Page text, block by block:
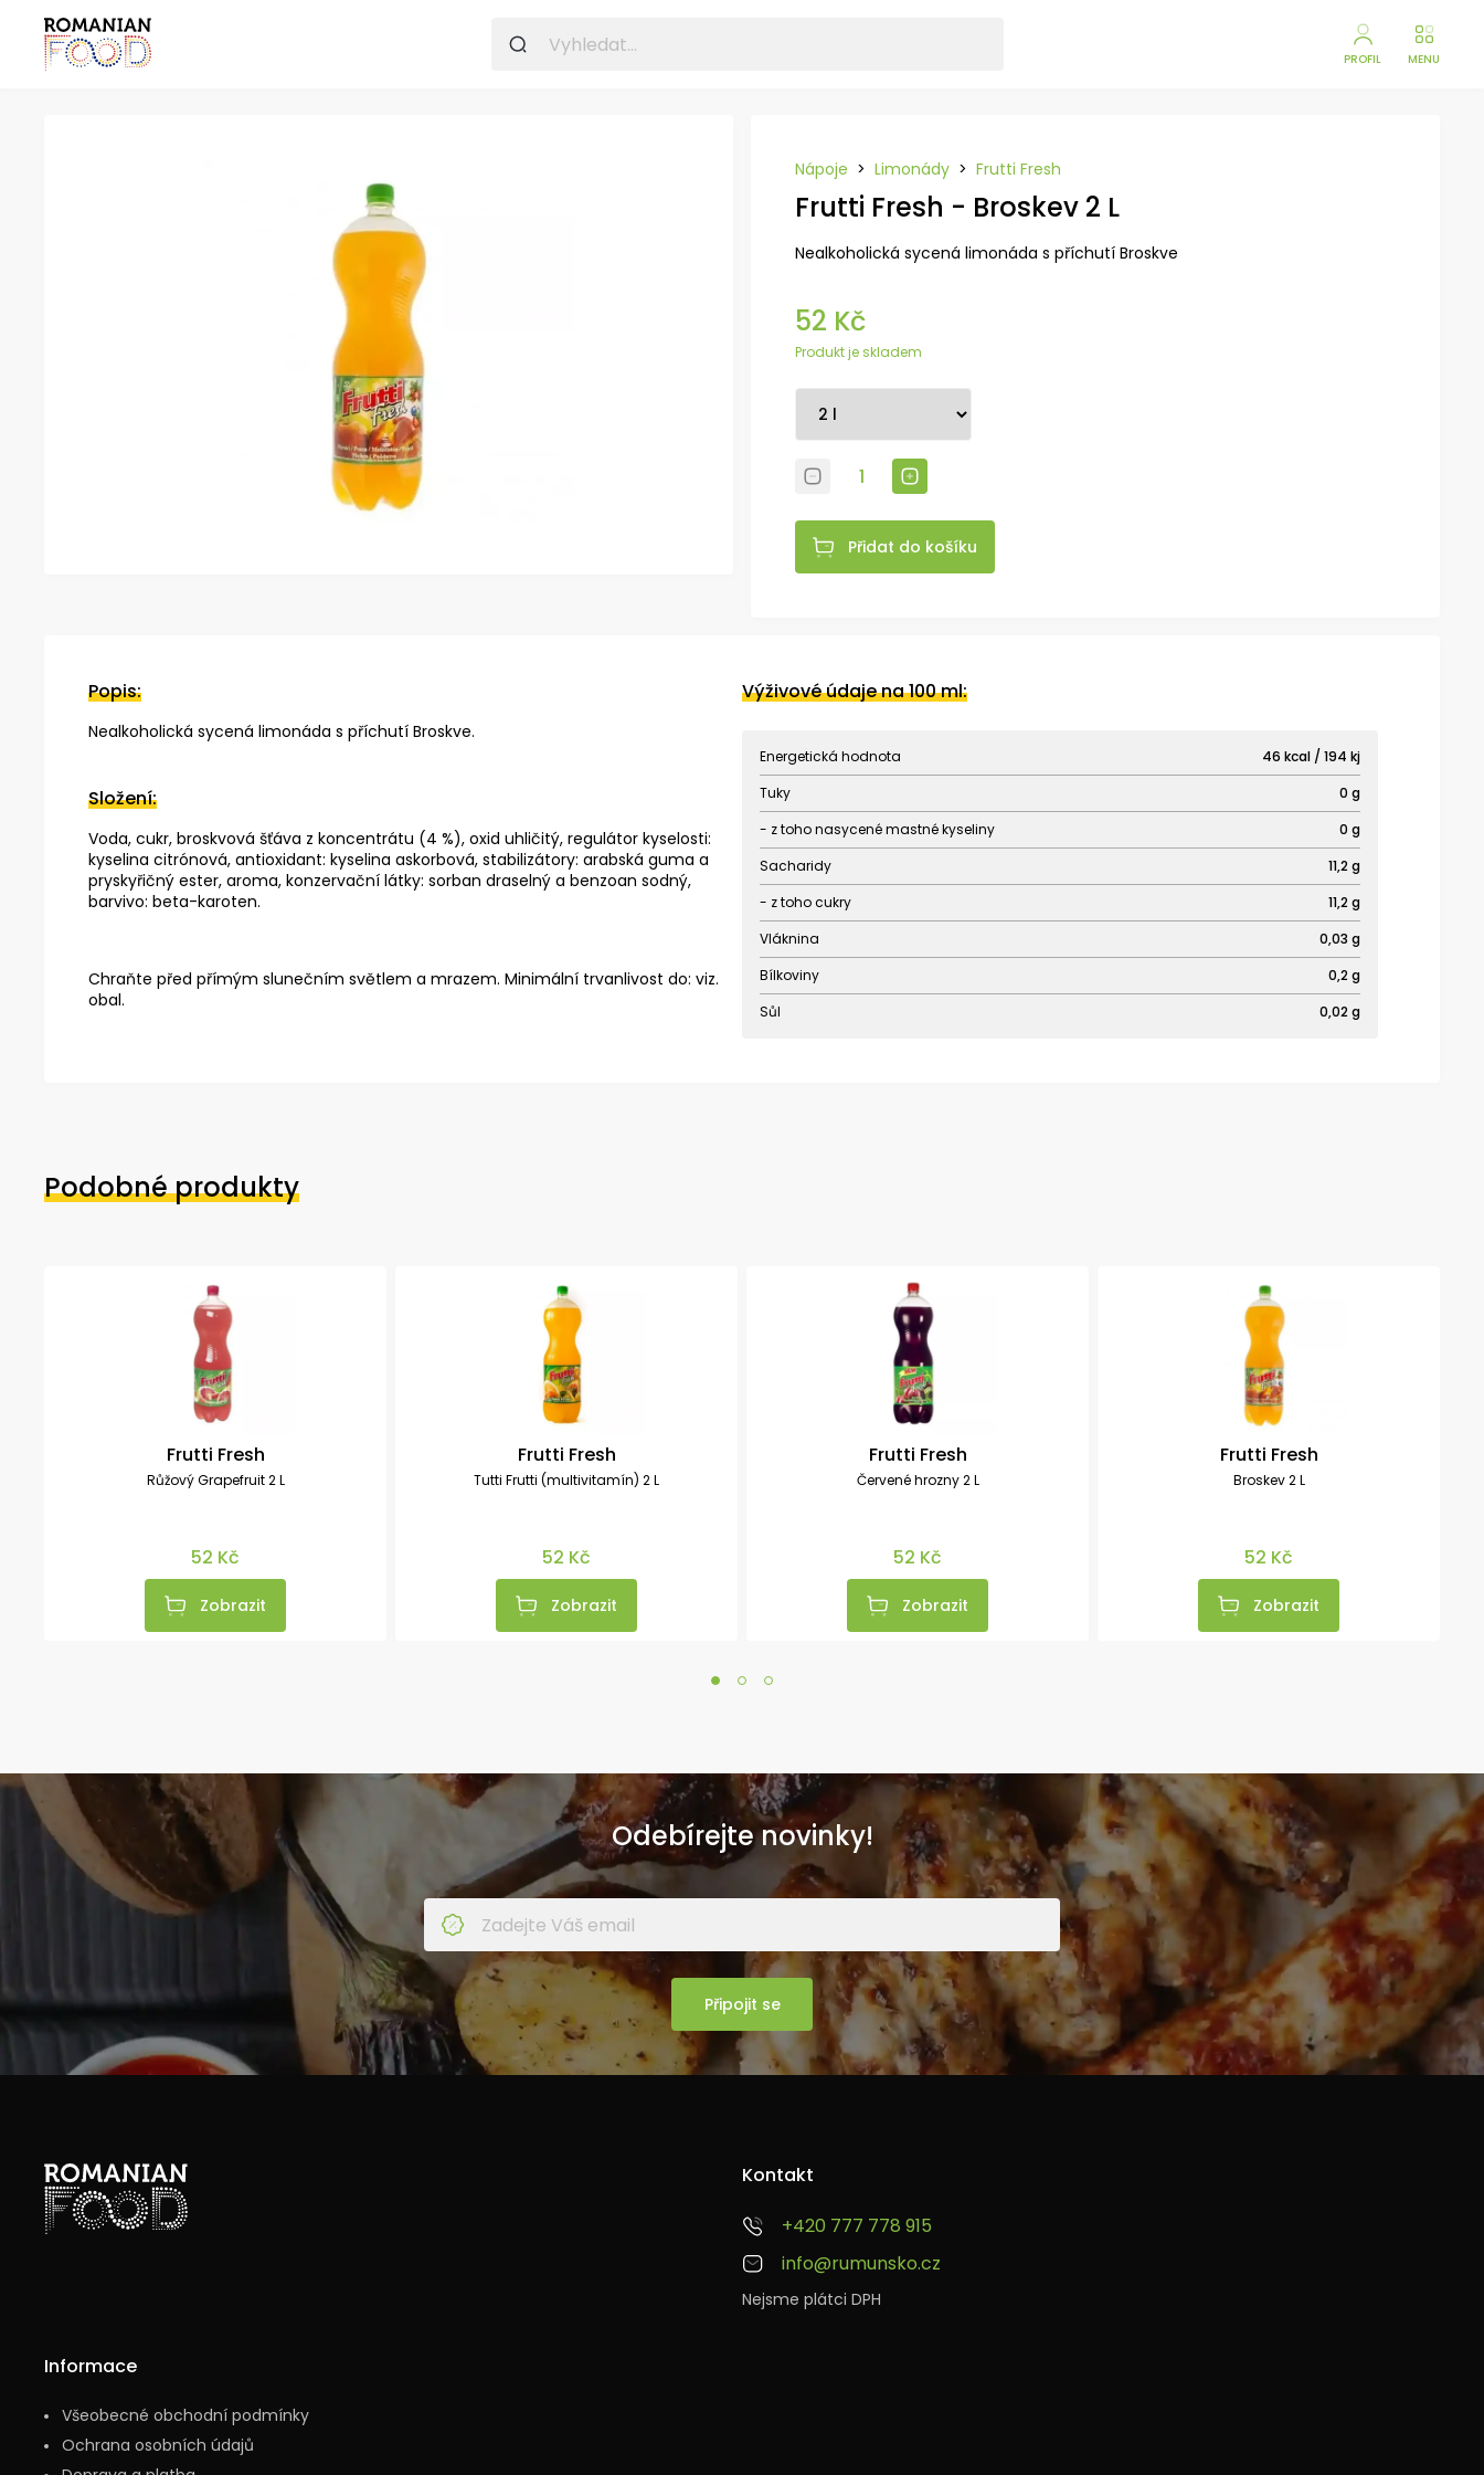
PROFIL MENU
Nápoje > Limonády > Frutti Fresh
Frutti Fresh - Broskev 2 L
Nealkoholická sycená limonáda s příchutí Broskve
52 Kč
Produkt je skladem
Přidat do košíku
Popis:
Nealkoholická sycená limonáda s příchutí Broskve.
Složení:
Voda, cukr, broskvová šťáva z koncentrátu (4 %), oxid uhličitý, regulátor kyselosti:
kyselina citrónová, antioxidant: kyselina askorbová, stabilizátory: arabská guma a
pryskyřičný ester, aroma, konzervační látky: sorban draselný a benzoan sodný,
barvivo: beta-karoten.
Chraňte před přímým slunečním světlem a mrazem. Minimální trvanlivost do: viz.
obal.
Výživové údaje na 100 ml:
Energetická hodnota
46 kcal / 194 kj
Tuky
0 g
- z toho nasycené mastné kyseliny
0 g
Sacharidy
11,2 g
- z toho cukry
11,2 g
Vláknina
0,03 g
Bílkoviny
0,2 g
Sůl
0,02 g
Podobné produkty
Frutti Fresh
Růžový Grapefruit 2 L
52 Kč
Zobrazit
Frutti Fresh
Tutti Frutti (multivitamín) 2 L
52 Kč
Zobrazit
Frutti Fresh
Červené hrozny 2 L
52 Kč
Zobrazit
Frutti Fresh
Broskev 2 L
52 Kč
Zobrazit
Odebírejte novinky!
Připojit se
Informace
Všeobecné obchodní podmínky
Ochrana osobních údajů
Kontakt
+420 777 778 915
info@rumunsko.cz
Nejsme plátci DPH